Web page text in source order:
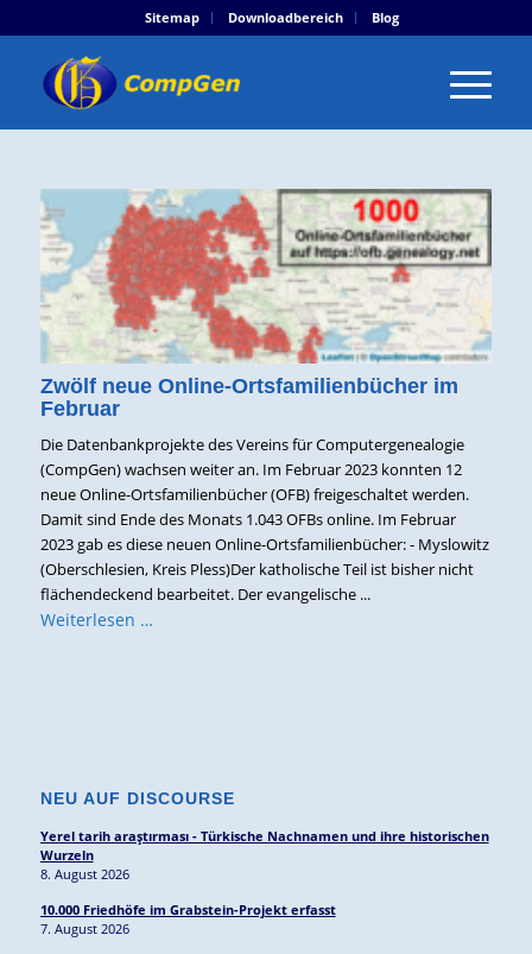
Sitemap Downloadbereich Blog
Zwölf neue Online-Ortsfamilienbücher im
Februar
Die Datenbankprojekte des Vereins für Computergenealogie
(CompGen) wachsen weiter an. Im Februar 2023 konnten 12
neue Online-Ortsfamilienbücher (OFB) freigeschaltet werden.
Damit sind Ende des Monats 1.043 OFBs online. Im Februar
2023 gab es diese neuen Online-Ortsfamilienbücher: - Myslowitz
(Oberschlesien, Kreis Pless)Der katholische Teil ist bisher nicht
flächendeckend bearbeitet. Der evangelische ...
Weiterlesen …
NEU AUF DISCOURSE
Yerel tarih araştırması - Türkische Nachnamen und ihre historischen
Wurzeln
8. August 2026
10.000 Friedhöfe im Grabstein-Projekt erfasst
7. August 2026